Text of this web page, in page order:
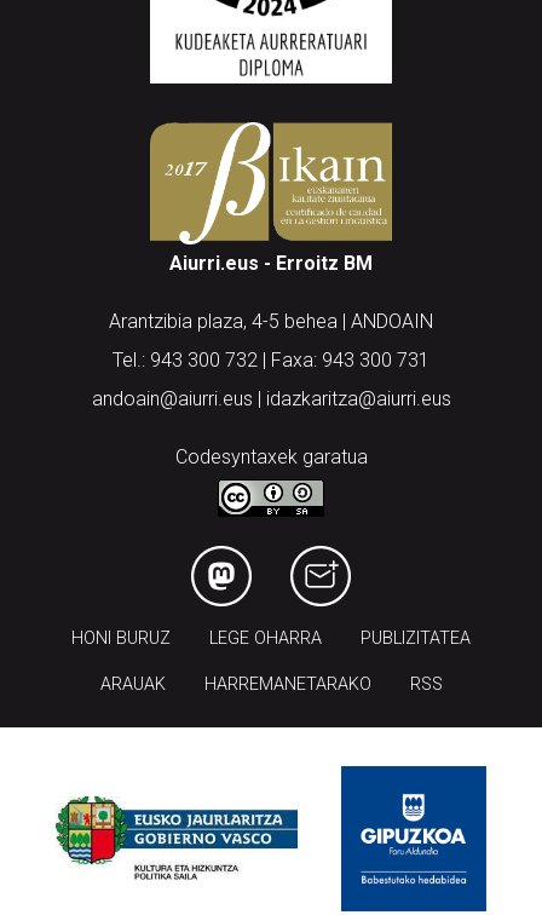
Aiurri.eus - Erroitz BM
Arantzibia plaza, 4-5 behea | ANDOAIN
Tel.: 943 300 732 | Faxa: 943 300 731
andoain@aiurri.eus | idazkaritza@aiurri.eus
Codesyntaxek garatua
HONI BURUZ LEGE OHARRA PUBLIZITATEA
ARAUAK HARREMANETARAKO RSS